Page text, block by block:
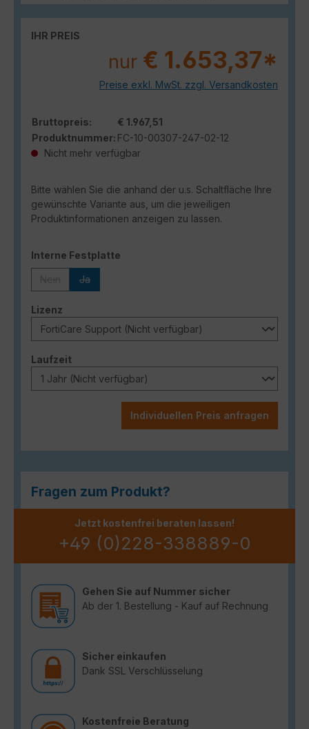
IHR PREIS
nur € 1.653,37*
Preise exkl. MwSt. zzgl. Versandkosten
Bruttopreis:
€ 1.967,51
Produktnummer: FC-10-00307-247-02-12
Nicht mehr verfügbar
Bitte wählen Sie die anhand der u.s. Schaltfläche Ihre
gewünschte Variante aus, um die jeweiligen
Produktinformationen anzeigen zu lassen.
Interne Festplatte
Ja
Lizenz
Laufzeitauswählen
Individuellen Preis anfragen
Fragen zum Produkt?
Jetzt kostenfrei beraten lassen!
+49 (0)228-338889-0
Gehen Sie auf Nummer sicher
Ab der 1. Bestellung - Kauf auf Rechnung
Sicher einkaufen
Dank SSL Verschlüsselung
Kostenfreie Beratung